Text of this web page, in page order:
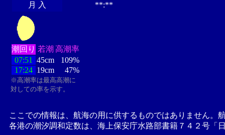
月 入
**:**
潮回り 若潮 高潮率
07:51
45cm
109%
17:24 19cm 47%
※高潮率は最高高潮に
対しての率を示す。
ここでの情報は、航海の用に供するものではありません。
各港の潮汐調和定数は、海上保安庁水路部書籍７４２号「